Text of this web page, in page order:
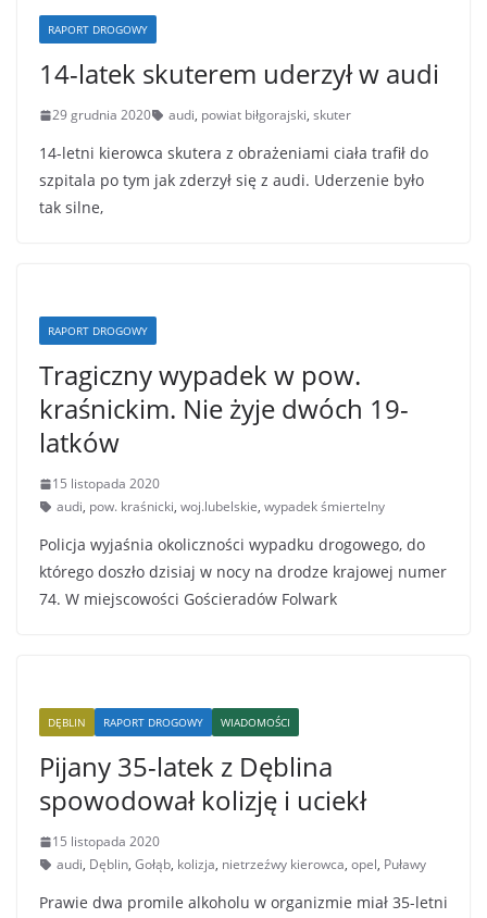
RAPORT DROGOWY
14-latek skuterem uderzył w audi
29 grudnia 2020 audi, powiat biłgorajski, skuter
14-letni kierowca skutera z obrażeniami ciała trafił do
szpitala po tym jak zderzył się z audi. Uderzenie było
tak silne,
RAPORT DROGOWY
Tragiczny wypadek w pow.
kraśnickim. Nie żyje dwóch 19-
latków
15 listopada 2020
audi, pow. kraśnicki, woj.lubelskie, wypadek śmiertelny
Policja wyjaśnia okoliczności wypadku drogowego, do
którego doszło dzisiaj w nocy na drodze krajowej numer
74. W miejscowości Gościeradów Folwark
DĘBLIN RAPORT DROGOWY WIADOMOŚCI
Pijany 35-latek z Dęblina
spowodował kolizję i uciekł
15 listopada 2020
audi, Dęblin, Gołąb, kolizja, nietrzeźwy kierowca, opel, Puławy
Prawie dwa promile alkoholu w organizmie miał 35-letni